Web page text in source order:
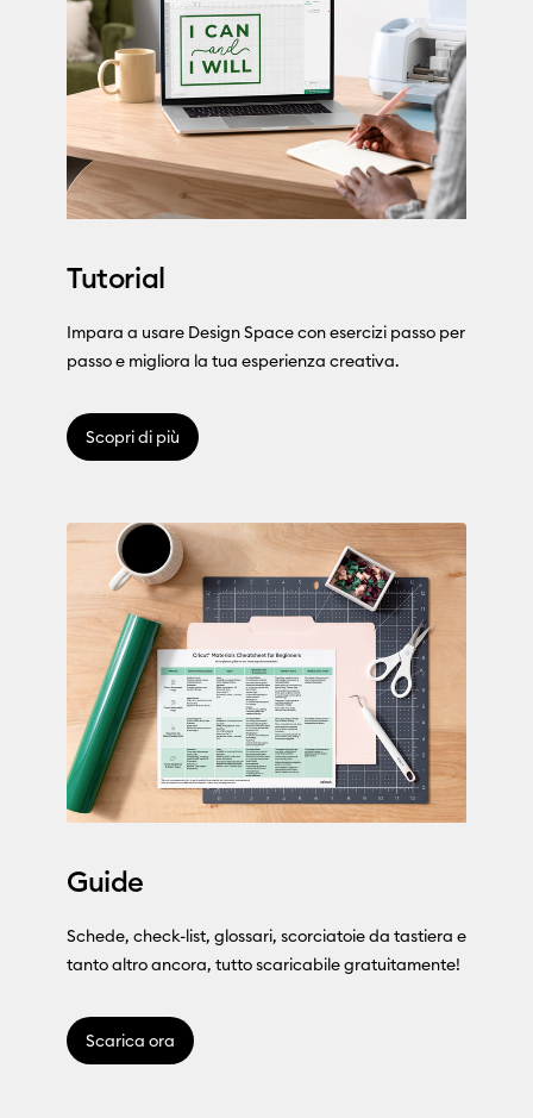
Tutorial
Impara a usare Design Space con esercizi passo per
passo e migliora la tua esperienza creativa.
Scopri di più
Guide
Schede, check-list, glossari, scorciatoie da tastiera e
tanto altro ancora, tutto scaricabile gratuitamente!
Scarica ora